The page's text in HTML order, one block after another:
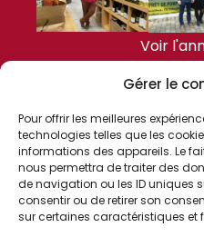
Gérer le
Pour offrir les meilleures
technologies telles que les
informations des appareils. Le
nous permettra de traiter des
de navigation ou les ID uniques
consentir ou de retirer son
sur certaines caractéristiques et
Voir